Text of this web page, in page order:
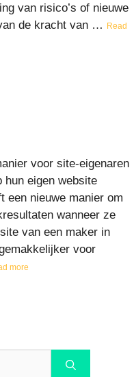
van risico’s of nieuwe
de kracht van … Read
voor site-eigenaren
hun eigen website
een nieuwe manier om
wanneer ze
van een maker in
voor
more